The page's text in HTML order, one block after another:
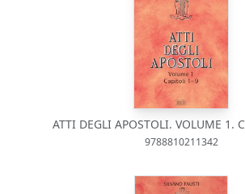
ATTI DEGLI APOSTOLI. VOLUME 1.
9788810211342